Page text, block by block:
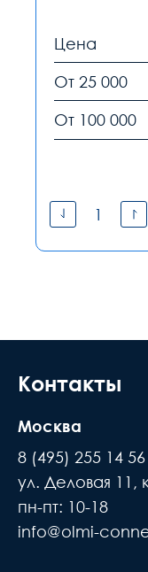
Цена
От 25 000
От 100 000
Контакты
Москва
8 (495) 255 14 56
ул. Деловая 11,
пн-пт: 10-18
info@olmi-